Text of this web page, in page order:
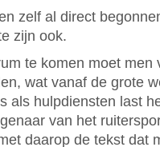
zelf al direct
zijn ook.
te komen moet men
wat vanaf de grote
als hulpdiensten last
van het
daarop de tekst dat